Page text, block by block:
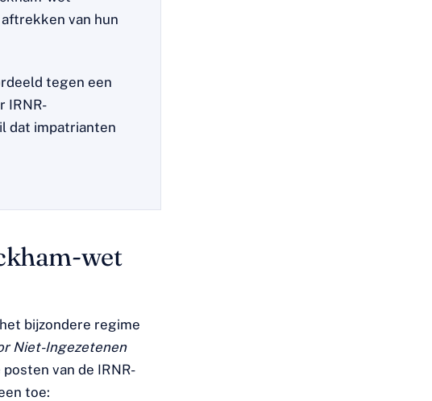
van hun
tegen een
IRNR-
dat impatrianten
wet
bijzondere regime
Niet-Ingezetenen
van de IRNR-
toe: